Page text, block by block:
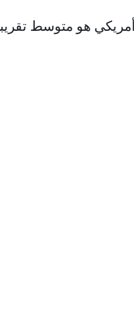
اسطنبول حسب عدة عوامل، ولكن يمكن